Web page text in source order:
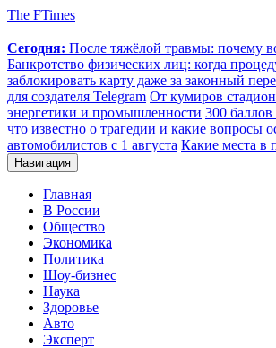
The FTimes
Сегодня: После тяжёлой травмы: почему
Банкротство физических лиц: когда
заблокировать карту даже за законный
для создателя Telegram От кумиров
энергетики и промышленности 300
что известно о трагедии и какие вопросы
автомобилистов с 1 августа Какие места в
Навигация
Главная
В России
Общество
Экономика
Политика
Шоу-бизнес
Наука
Здоровье
Авто
Эксперт